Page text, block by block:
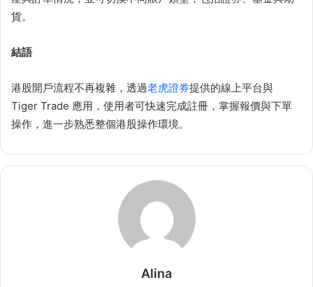
貨。
結語
港股開戶流程不再複雜，透過老虎證券提供的線上平台與
Tiger Trade 應用，使用者可快速完成註冊，掌握報價與下單
操作，進一步熟悉整個港股操作環境。
Alina